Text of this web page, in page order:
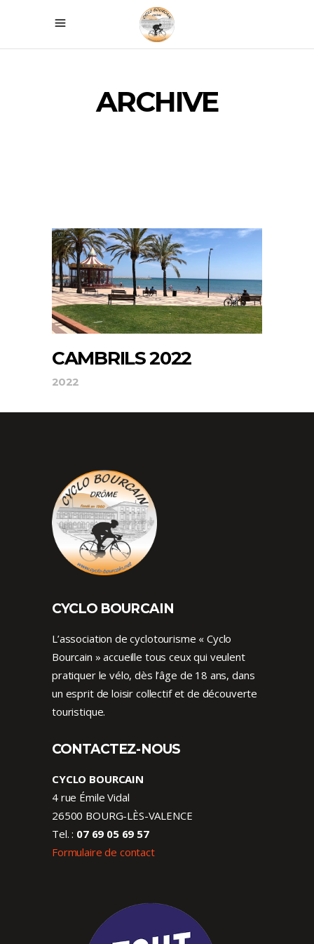
ARCHIVE
CAMBRILS 2022
2022
CYCLO BOURCAIN
L’association de cyclotourisme « Cyclo
Bourcain » accueille tous ceux qui veulent
pratiquer le vélo, dès l’âge de 18 ans, dans
un esprit de loisir collectif et de découverte
touristique.
CONTACTEZ-NOUS
CYCLO BOURCAIN
4 rue Émile Vidal
26500 BOURG-LÈS-VALENCE
Tel. : 07 69 05 69 57
Formulaire de contact